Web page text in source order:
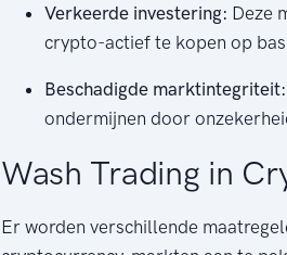
Verkeerde investering: Deze
crypto-actief te kopen op
Beschadigde marktintegriteit:
ondermijnen door
Wash Trading in
Er worden verschillende